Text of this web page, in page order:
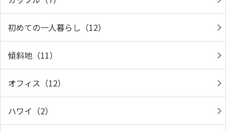
初めての一人暮らし（12）
傾斜地（11）
オフィス（12）
ハワイ（2）